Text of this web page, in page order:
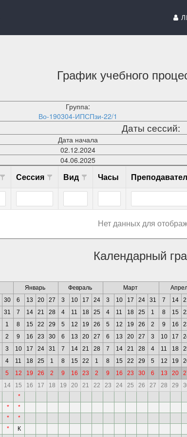
График учебного
Группа:
Во-190304-ИПСПзи-22/1
Даты сессий:
Дата начала
02.12.2024
04.06.2025
Сессия Вид Часы
Нет данных для
Календарный
Январь Февраль Март
30 6 13 20 27 3 10 17 24 3 10 17 24 31 7 14
31 7 14 21 28 4 11 18 25 4 11 18 25 1 8 15
1 8 15 22 29 5 12 19 26 5 12 19 26 2 9 16
2 9 16 23 30 6 13 20 27 6 13 20 27 3 10 17
3 10 17 24 31 7 14 21 28 7 14 21 28 4 11 18
4 11 18 25 1 8 15 22 1 8 15 22 29 5 12 19
5 12 19 26 2 9 16 23 2 9 16 23 30 6 13 20
14 15 16 17 18 19 20 21 22 23 24 25 26 27 28 29
*
* *
* *
* К